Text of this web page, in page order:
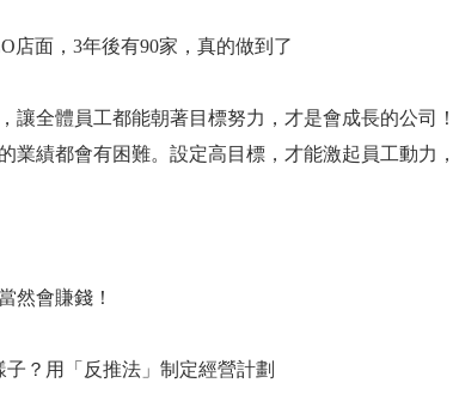
面，3年後有90家，真的做到了
全體員工都能朝著目標努力，才是會成長的公司
業績都會有困難。設定高目標，才能激起員工動力
會賺錢！
用「反推法」制定經營計劃